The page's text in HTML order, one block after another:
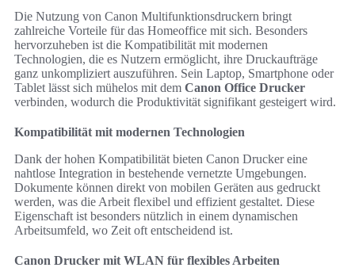
Die Nutzung von Canon Multifunktionsdruckern bringt
zahlreiche Vorteile für das Homeoffice mit sich. Besonders
hervorzuheben ist die Kompatibilität mit modernen
Technologien, die es Nutzern ermöglicht, ihre Druckaufträge
ganz unkompliziert auszuführen. Sein Laptop, Smartphone oder
Tablet lässt sich mühelos mit dem Canon Office Drucker
verbinden, wodurch die Produktivität signifikant gesteigert wird.
Kompatibilität mit modernen Technologien
Dank der hohen Kompatibilität bieten Canon Drucker eine
nahtlose Integration in bestehende vernetzte Umgebungen.
Dokumente können direkt von mobilen Geräten aus gedruckt
werden, was die Arbeit flexibel und effizient gestaltet. Diese
Eigenschaft ist besonders nützlich in einem dynamischen
Arbeitsumfeld, wo Zeit oft entscheidend ist.
Canon Drucker mit WLAN für flexibles Arbeiten